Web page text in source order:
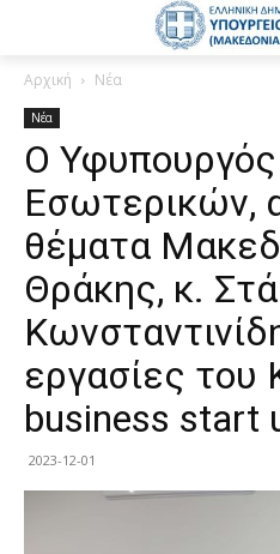
Αρχική Νέα
Νέα
Ο Υφυπουργός
Εσωτερικών,
θέματα
Θράκης, κ.
εργασίες του
business start
2023-12-01